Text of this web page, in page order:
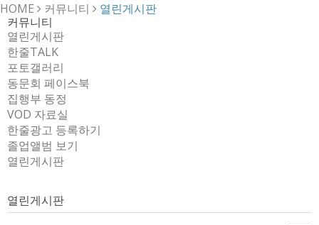
HOME 커뮤니티
열린게시판
커뮤니티
열린게시판
한줄TALK
포토갤러리
동문회 페이스북
집행부 동정
VOD 자료실
한줄광고 등록하기
졸업앨범 보기
열린게시판
열린게시판